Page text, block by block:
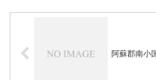
阿蘇郡南小